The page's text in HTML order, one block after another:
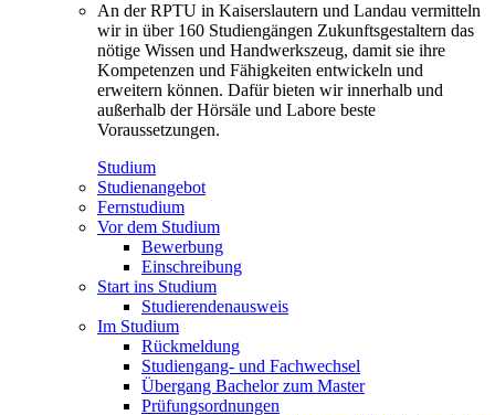
An der RPTU in Kaiserslautern und Landau vermitteln
wir in über 160 Studiengängen Zukunftsgestaltern das
nötige Wissen und Handwerkszeug, damit sie ihre
Kompetenzen und Fähigkeiten entwickeln und
erweitern können. Dafür bieten wir innerhalb und
außerhalb der Hörsäle und Labore beste
Voraussetzungen.
Studium
Studienangebot
Fernstudium
Vor dem Studium
Bewerbung
Einschreibung
Start ins Studium
Studierendenausweis
Im Studium
Rückmeldung
Studiengang- und Fachwechsel
Übergang Bachelor zum Master
Prüfungsordnungen